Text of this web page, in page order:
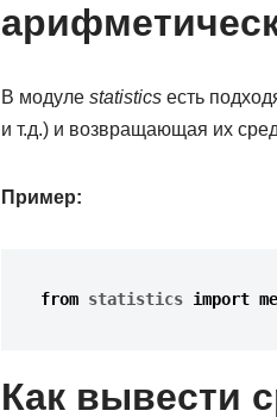
В модуле statisticsесть
и т.д.) и возвращающая их
Пример:
from statistics import
Как вывести